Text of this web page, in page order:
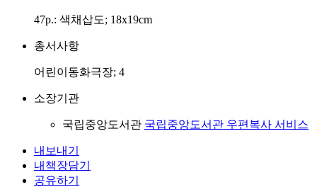
47p.: 색채삽도; 18x19cm
총서사항
어린이동화극장; 4
소장기관
국립중앙도서관 국립중앙도서관 우편복사 서비스
내보내기
내책장담기
공유하기